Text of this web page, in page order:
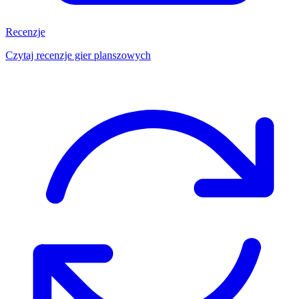
Recenzje
Czytaj recenzje gier planszowych